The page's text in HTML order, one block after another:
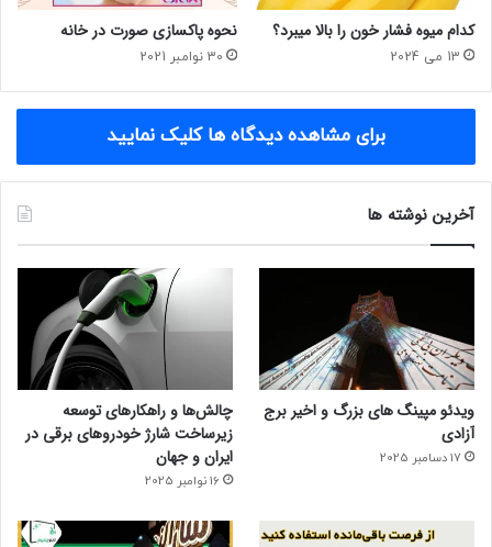
کدام میوه فشار خون را بالا میبرد؟
13 می 2024
نحوه پاکسازی صورت در خانه
30 نوامبر 2021
برای مشاهده دیدگاه ها کلیک نمایید
آخرین نوشته ها
ویدئو مپینگ های بزرگ و اخیر برج
آزادی
17 دسامبر 2025
چالش‌ها و راهکارهای توسعه
زیرساخت شارژ خودروهای برقی در
ایران و جهان
16 نوامبر 2025